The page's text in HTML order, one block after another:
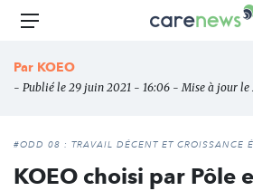
Aller
principal
Carenews,
des
l'engagement
Menu
Par KOEO
- Publié le 29 juin 2021 - 16:06 - Mise à jour le
#ODD 08 : TRAVAIL DÉCENT ET CROISSANCE
KOEO choisi par Pôle